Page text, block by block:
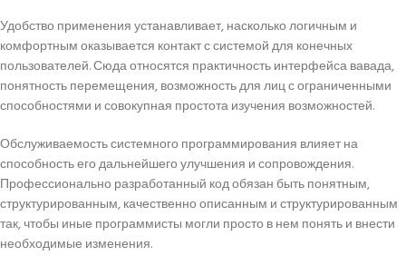
Удобство применения устанавливает, насколько логичным и
комфортным оказывается контакт с системой для конечных
пользователей. Сюда относятся практичность интерфейса вавада,
понятность перемещения, возможность для лиц с ограниченными
способностями и совокупная простота изучения возможностей.
Обслуживаемость системного программирования влияет на
способность его дальнейшего улучшения и сопровождения.
Профессионально разработанный код обязан быть понятным,
структурированным, качественно описанным и структурированным
так, чтобы иные программисты могли просто в нем понять и внести
необходимые изменения.